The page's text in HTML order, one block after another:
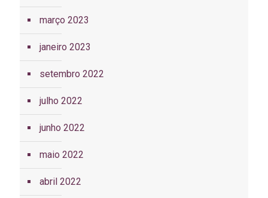
março 2023
janeiro 2023
setembro 2022
julho 2022
junho 2022
maio 2022
abril 2022